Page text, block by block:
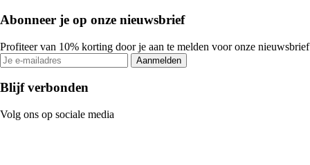
Abonneer je op onze nieuwsbrief
Profiteer van 10% korting door je aan te melden voor onze nieuwsbrief
Aanmelden
Blijf verbonden
Volg ons op sociale media